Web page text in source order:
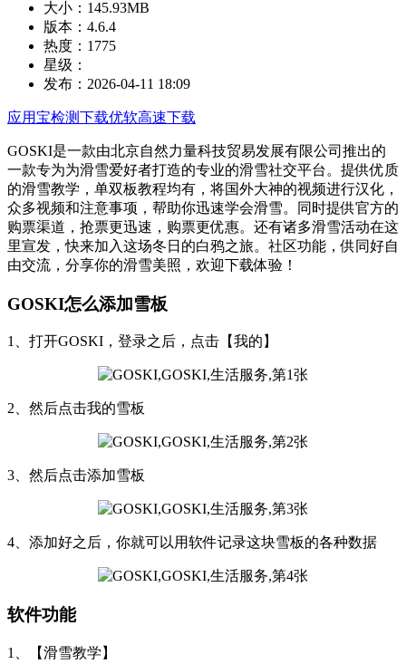
大小： 145.93MB
版本： 4.6.4
热度： 1775
星级：
发布： 2026-04-11 18:09
应用宝检测下载优软高速下载
GOSKI是一款由北京自然力量科技贸易发展有限公司推出的
一款专为为滑雪爱好者打造的专业的滑雪社交平台。提供优质
的滑雪教学，单双板教程均有，将国外大神的视频进行汉化，
众多视频和注意事项，帮助你迅速学会滑雪。同时提供官方的
购票渠道，抢票更迅速，购票更优惠。还有诸多滑雪活动在这
里宣发，快来加入这场冬日的白鸦之旅。社区功能，供同好自
由交流，分享你的滑雪美照，欢迎下载体验！
GOSKI怎么添加雪板
1、打开GOSKI，登录之后，点击【我的】
2、然后点击我的雪板
3、然后点击添加雪板
4、添加好之后，你就可以用软件记录这块雪板的各种数据
软件功能
1、【滑雪教学】